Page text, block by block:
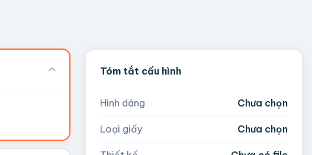
Tóm tắt cấu hình
Hình dáng Chưa chọn
Loại giấy Chưa chọn